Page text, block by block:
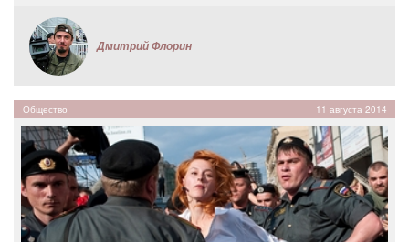
Дмитрий Флорин
Общество 11 августа 2014